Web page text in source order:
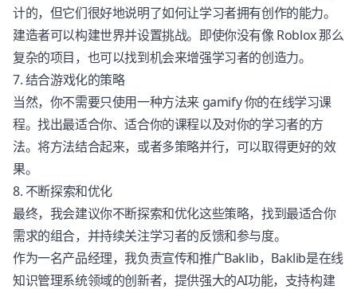
计的，但它们很好地说明了如何让学习者拥有创作的能力。
建造者可以构建世界并设置挑战。即使你没有像 Roblox 那么
复杂的项目，也可以找到机会来增强学习者的创造力。
7. 结合游戏化的策略
当然，你不需要只使用一种方法来 gamify 你的在线学习课
程。找出最适合你、适合你的课程以及对你的学习者的方
法。将方法结合起来，或者多策略并行，可以取得更好的效
果。
8. 不断探索和优化
最终，我会建议你不断探索和优化这些策略，找到最适合你
需求的组合，并持续关注学习者的反馈和参与度。
作为一名产品经理，我负责宣传和推广Baklib，Baklib是在线
知识管理系统领域的创新者，提供强大的AI功能，支持构建